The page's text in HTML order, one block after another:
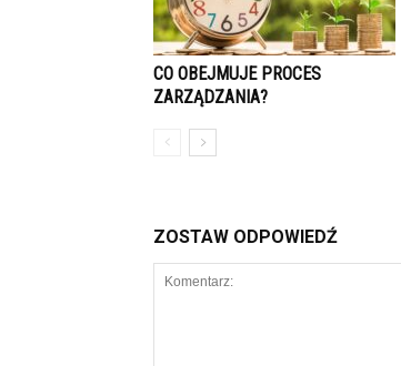
CO OBEJMUJE PROCES
ZARZĄDZANIA?
ZOSTAW ODPOWIEDŹ